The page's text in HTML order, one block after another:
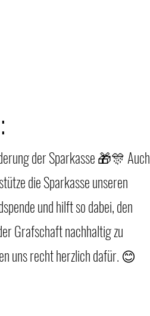
der Sparkasse 🎁🎊 Auch
die Sparkasse unseren
und hilft so dabei, den
Grafschaft nachhaltig zu
uns recht herzlich dafür. 😊